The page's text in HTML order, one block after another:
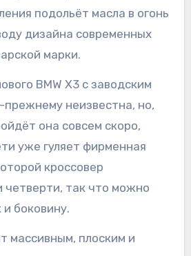
подольёт масла в огонь
дизайна современных
марки.
BMW X3 с заводским
прежнему неизвестна, но,
она совсем скоро,
уже гуляет фирменная
кроссовер
четверти, так что можно
боковину.
массивным, плоским и